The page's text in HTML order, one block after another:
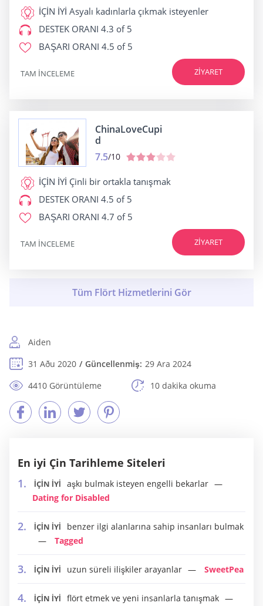
İÇİN İYİ Asyalı kadınlarla çıkmak isteyenler
DESTEK ORANI 4.3 of 5
BAŞARI ORANI 4.5 of 5
ZIYARET
TAM INCELEME
ChinaLoveCupi
d
7.5/10
İÇİN İYİ Çinli bir ortakla tanışmak
DESTEK ORANI 4.5 of 5
BAŞARI ORANI 4.7 of 5
ZIYARET
TAM INCELEME
Aiden
31 Aðu 2020
Güncellenmiş: 29 Ara 2024
4410 Görüntüleme
10 dakika okuma
En iyi Çin Tarihleme Siteleri
İÇİN İYİ
aşkı bulmak isteyen engelli bekarlar
Dating for Disabled
İÇİN İYİ
benzer ilgi alanlarına sahip insanları bulmak
Tagged
İÇİN İYİ uzun süreli ilişkiler arayanlar SweetPea
İÇİN İYİ
flört etmek ve yeni insanlarla tanışmak